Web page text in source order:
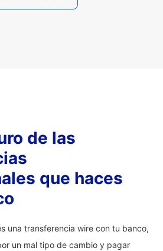
de las
que haces
una transferencia wire con tu banco,
un mal tipo de cambio y pagar